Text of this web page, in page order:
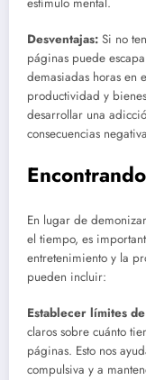
Desventajas: Si no
páginas puede
demasiadas horas en
productividad y
desarrollar una
consecuencias
En lugar de
el tiempo, es
entretenimiento y la
pueden incluir:
Establecer límites
claros sobre cuánto
páginas. Esto nos
compulsiva y a